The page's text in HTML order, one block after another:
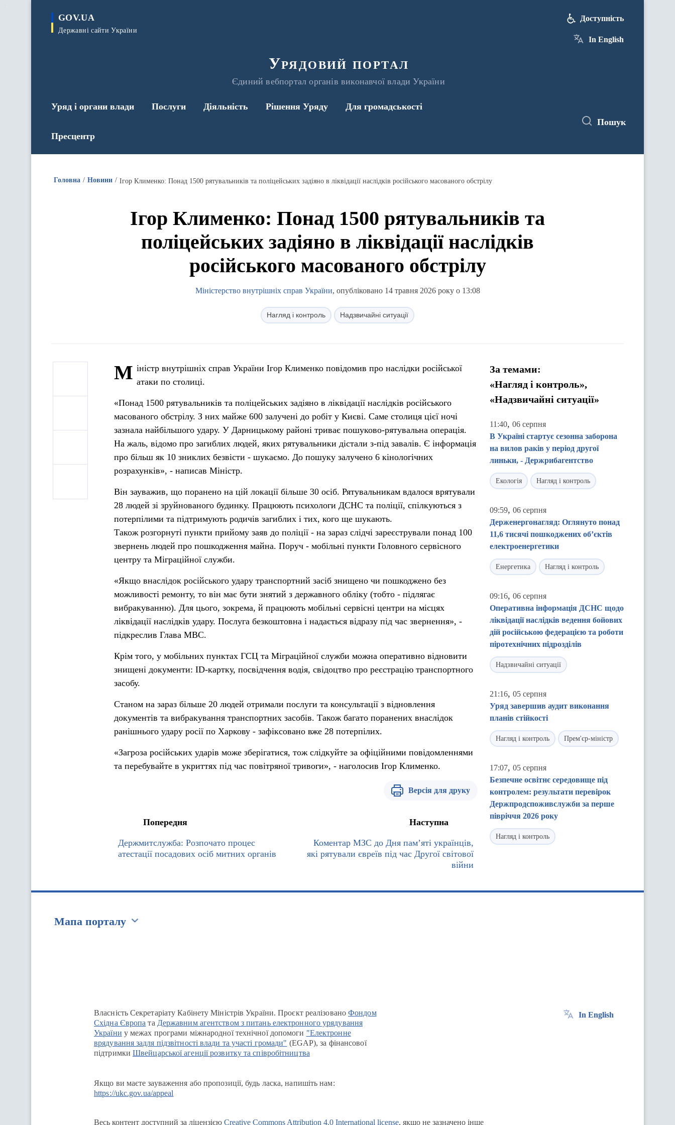
GOV.UA
Державні сайти України
Урядовий портал
Єдиний вебпортал органів виконавчої влади України
Доступність
In English
Уряд і органи влади Послуги Діяльність Рішення Уряду Для громадськості
Пресцентр
Пошук
Головна Новини Ігор Клименко: Понад 1500 рятувальників та поліцейських задіяно в ліквідації наслідків російського масованого обстрілу
Ігор Клименко: Понад 1500 рятувальників та
поліцейських задіяно в ліквідації наслідків
російського масованого обстрілу
Міністерство внутрішніх справ України, опубліковано 14 травня 2026 року о 13:08
Нагляд і контроль Надзвичайні ситуації
М іністр внутрішніх справ України Ігор Клименко повідомив про наслідки російської
атаки по столиці.
«Понад 1500 рятувальників та поліцейських задіяно в ліквідації наслідків російського
масованого обстрілу. З них майже 600 залучені до робіт у Києві. Саме столиця цієї ночі
зазнала найбільшого удару. У Дарницькому районі триває пошуково-рятувальна операція.
На жаль, відомо про загиблих людей, яких рятувальники дістали з-під завалів. Є інформація
про більш як 10 зниклих безвісти - шукаємо. До пошуку залучено 6 кінологічних
розрахунків», - написав Міністр.
Він зауважив, що поранено на цій локації більше 30 осіб. Рятувальникам вдалося врятували
28 людей зі зруйнованого будинку. Працюють психологи ДСНС та поліції, спілкуються з
потерпілими та підтримують родичів загиблих і тих, кого ще шукають.
Також розгорнуті пункти прийому заяв до поліції - на зараз слідчі зареєстрували понад 100
звернень людей про пошкодження майна. Поруч - мобільні пункти Головного сервісного
центру та Міграційної служби.
«Якщо внаслідок російського удару транспортний засіб знищено чи пошкоджено без
можливості ремонту, то він має бути знятий з державного обліку (тобто - підлягає
вибракуванню). Для цього, зокрема, й працюють мобільні сервісні центри на місцях
ліквідації наслідків удару. Послуга безкоштовна і надається відразу під час звернення», -
підкреслив Глава МВС.
Крім того, у мобільних пунктах ГСЦ та Міграційної служби можна оперативно відновити
знищені документи: ID-картку, посвідчення водія, свідоцтво про реєстрацію транспортного
засобу.
Станом на зараз більше 20 людей отримали послуги та консультації з відновлення
документів та вибракування транспортних засобів. Також багато поранених внаслідок
ранішнього удару росії по Харкову - зафіксовано вже 28 потерпілих.
«Загроза російських ударів може зберігатися, тож слідкуйте за офіційними повідомленнями
та перебувайте в укриттях під час повітряної тривоги», - наголосив Ігор Клименко.
Версія для друку
Попередня
Держмитслужба: Розпочато процес
атестації посадових осіб митних органів
Наступна
Коментар МЗС до Дня пам’яті українців,
які рятували євреїв під час Другої світової
війни
За темами:
«Нагляд і контроль»,
«Надзвичайні ситуації»
11:40, 06 серпня
В Україні стартує сезонна заборона
на вилов раків у період другої
линьки, - Держрибагентство
Екологія Нагляд і контроль
09:59, 06 серпня
Держенергонагляд: Оглянуто понад
11,6 тисячі пошкоджених об’єктів
електроенергетики
Енергетика Нагляд і контроль
09:16, 06 серпня
Оперативна інформація ДСНС щодо
ліквідації наслідків ведення бойових
дій російською федерацією та роботи
піротехнічних підрозділів
Надзвичайні ситуації
21:16, 05 серпня
Уряд завершив аудит виконання
планів стійкості
Нагляд і контроль Прем'єр-міністр
17:07, 05 серпня
Безпечне освітнє середовище під
контролем: результати перевірок
Держпродспоживслужби за перше
півріччя 2026 року
Нагляд і контроль
Мапа порталу
Власність Секретаріату Кабінету Міністрів України. Проєкт реалізованоФондом
Східна Європа та Державним агентством з питань електронного урядування
України у межах програми міжнародної технічної допомоги "Електронне
врядування задля підзвітності влади та участі громади" (EGAP), за фінансової
підтримки Швейцарської агенції розвитку та співробітництва
Якщо ви маєте зауваження або пропозиції, будь ласка, напишіть нам:
https://ukc.gov.ua/appeal
In English
Весь контент доступний за ліцензією Creative Commons Attribution 4.0 International license, якщо не зазначено інше